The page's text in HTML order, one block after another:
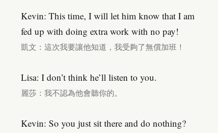
Kevin: This time, I will let him know that I am
fed up with doing extra work with no pay!
凱文：這次我要讓他知道，我受夠了無償加班！
Lisa: I don’t think he’ll listen to you.
麗莎：我不認為他會聽你的。
Kevin: So you just sit there and do nothing?